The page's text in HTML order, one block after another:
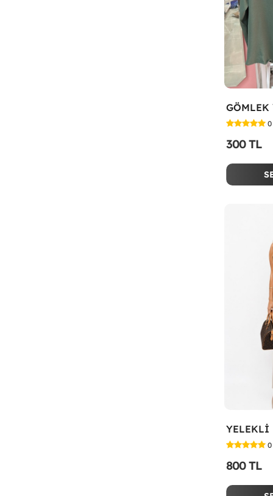
GÖMLEK
0
300 TL
0
800 TL